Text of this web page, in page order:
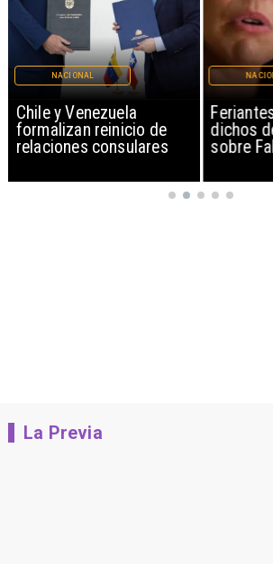
Chile y Venezuela
formalizan reinicio de
relaciones consulares
NACIONAL
dichos
sobre
La Previa